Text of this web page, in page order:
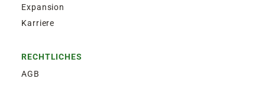
Expansion
Karriere
RECHTLICHES
AGB